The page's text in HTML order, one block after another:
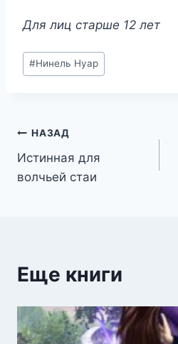
Для лиц старше 12 лет
Метки
записи:
#Нинель Нуар
Навигация
по
НАЗАД
Истинная для
волчьей стаи
Еще книги